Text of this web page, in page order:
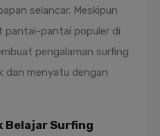
selancar. Meskipun
pantai-pantai populer di
pengalaman surfing
dan menyatu dengan
Belajar Surfing